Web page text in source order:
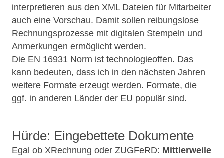
interpretieren aus den XML Dateien für Mitarbeiter
auch eine Vorschau. Damit sollen reibungslose
Rechnungsprozesse mit digitalen Stempeln und
Anmerkungen ermöglicht werden.
Die EN 16931 Norm ist technologieoffen. Das
kann bedeuten, dass ich in den nächsten Jahren
weitere Formate erzeugt werden. Formate, die
ggf. in anderen Länder der EU populär sind.
Hürde: Eingebettete Dokumente
Egal ob XRechnung oder ZUGFeRD: Mittlerweile